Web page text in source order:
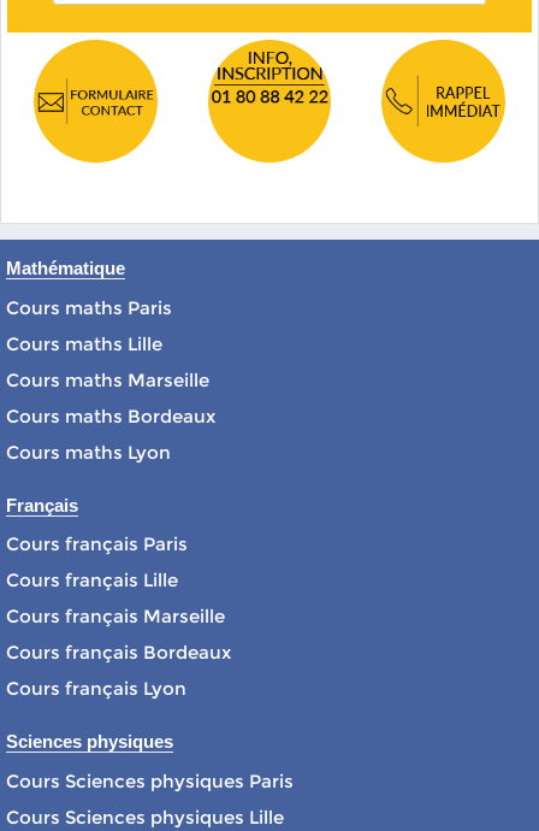
Mathématique
Cours maths Paris
Cours maths Lille
Cours maths Marseille
Cours maths Bordeaux
Cours maths Lyon
Français
Cours français Paris
Cours français Lille
Cours français Marseille
Cours français Bordeaux
Cours français Lyon
Sciences physiques
Cours Sciences physiques Paris
Cours Sciences physiques Lille